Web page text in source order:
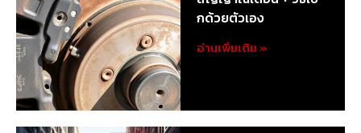
กด้วยตัวเอง
อ่านเพิ่มเติม »